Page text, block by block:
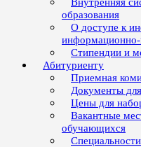
образования
О доступе к
Стипендии и
Абитуриенту
Приемная
Документы
Цены для
Вакантные
обучающихся
Специальности